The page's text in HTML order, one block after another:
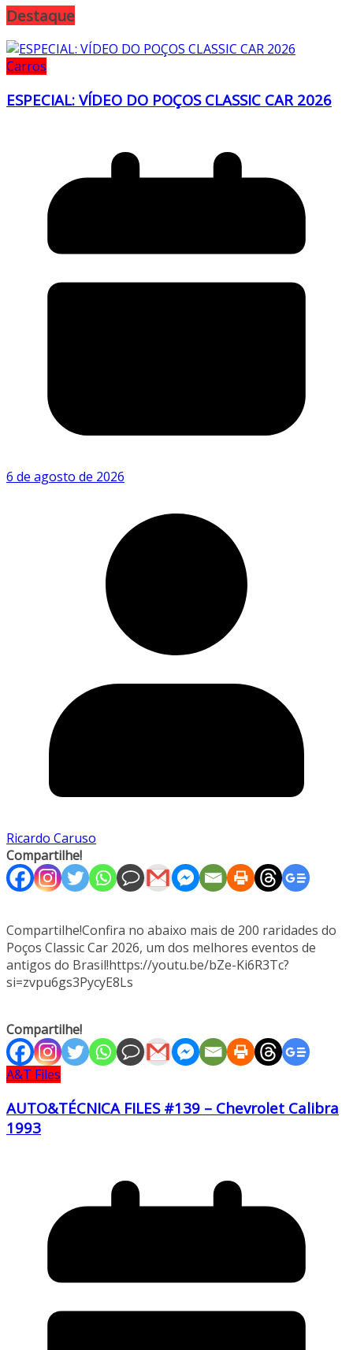
Destaque
Carros
ESPECIAL: VÍDEO DO POÇOS CLASSIC CAR 2026
6 de agosto de 2026
Ricardo Caruso
Compartilhe!
Compartilhe!Confira no abaixo mais de 200 raridades do
Poços Classic Car 2026, um dos melhores eventos de
antigos do Brasil!https://youtu.be/bZe-Ki6R3Tc?
si=zvpu6gs3PycyE8Ls
Compartilhe!
A&T Files
AUTO&TÉCNICA FILES #139 – Chevrolet Calibra
1993